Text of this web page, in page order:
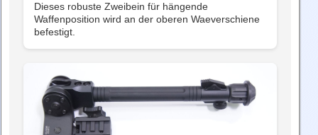
Dieses robuste Zweibein für hängende
Waffenposition wird an der oberen Waeverschiene
befestigt.